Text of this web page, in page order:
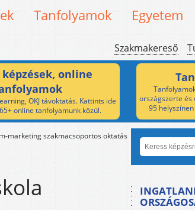
Tanfolyamok Egyetem
Szakmakereső
online
OKJ távoktatás. Kattints ide
online tanfolyamunk közül.
országszerte és
95
marketing szakmacsoportos oktatás